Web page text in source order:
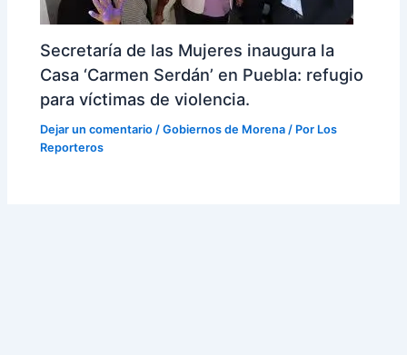
Secretaría de las Mujeres inaugura la
Casa ‘Carmen Serdán’ en Puebla: refugio
para víctimas de violencia.
Dejar un comentario /Gobiernos de Morena / Por Los
Reporteros